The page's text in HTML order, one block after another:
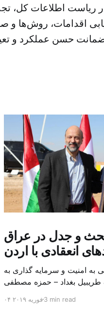
ریاست اطلاعات کل،
اقدامات، روش‌ها و
بحث و جدل در عراق
انعقادی با اردن
به امنیت و سرمایه گذاری به
طریبیل بغداد – حمزه مصطفی
المهدی نخست وزیر عراق و
۰۴ فوریه ۲۰۱۹3 min read